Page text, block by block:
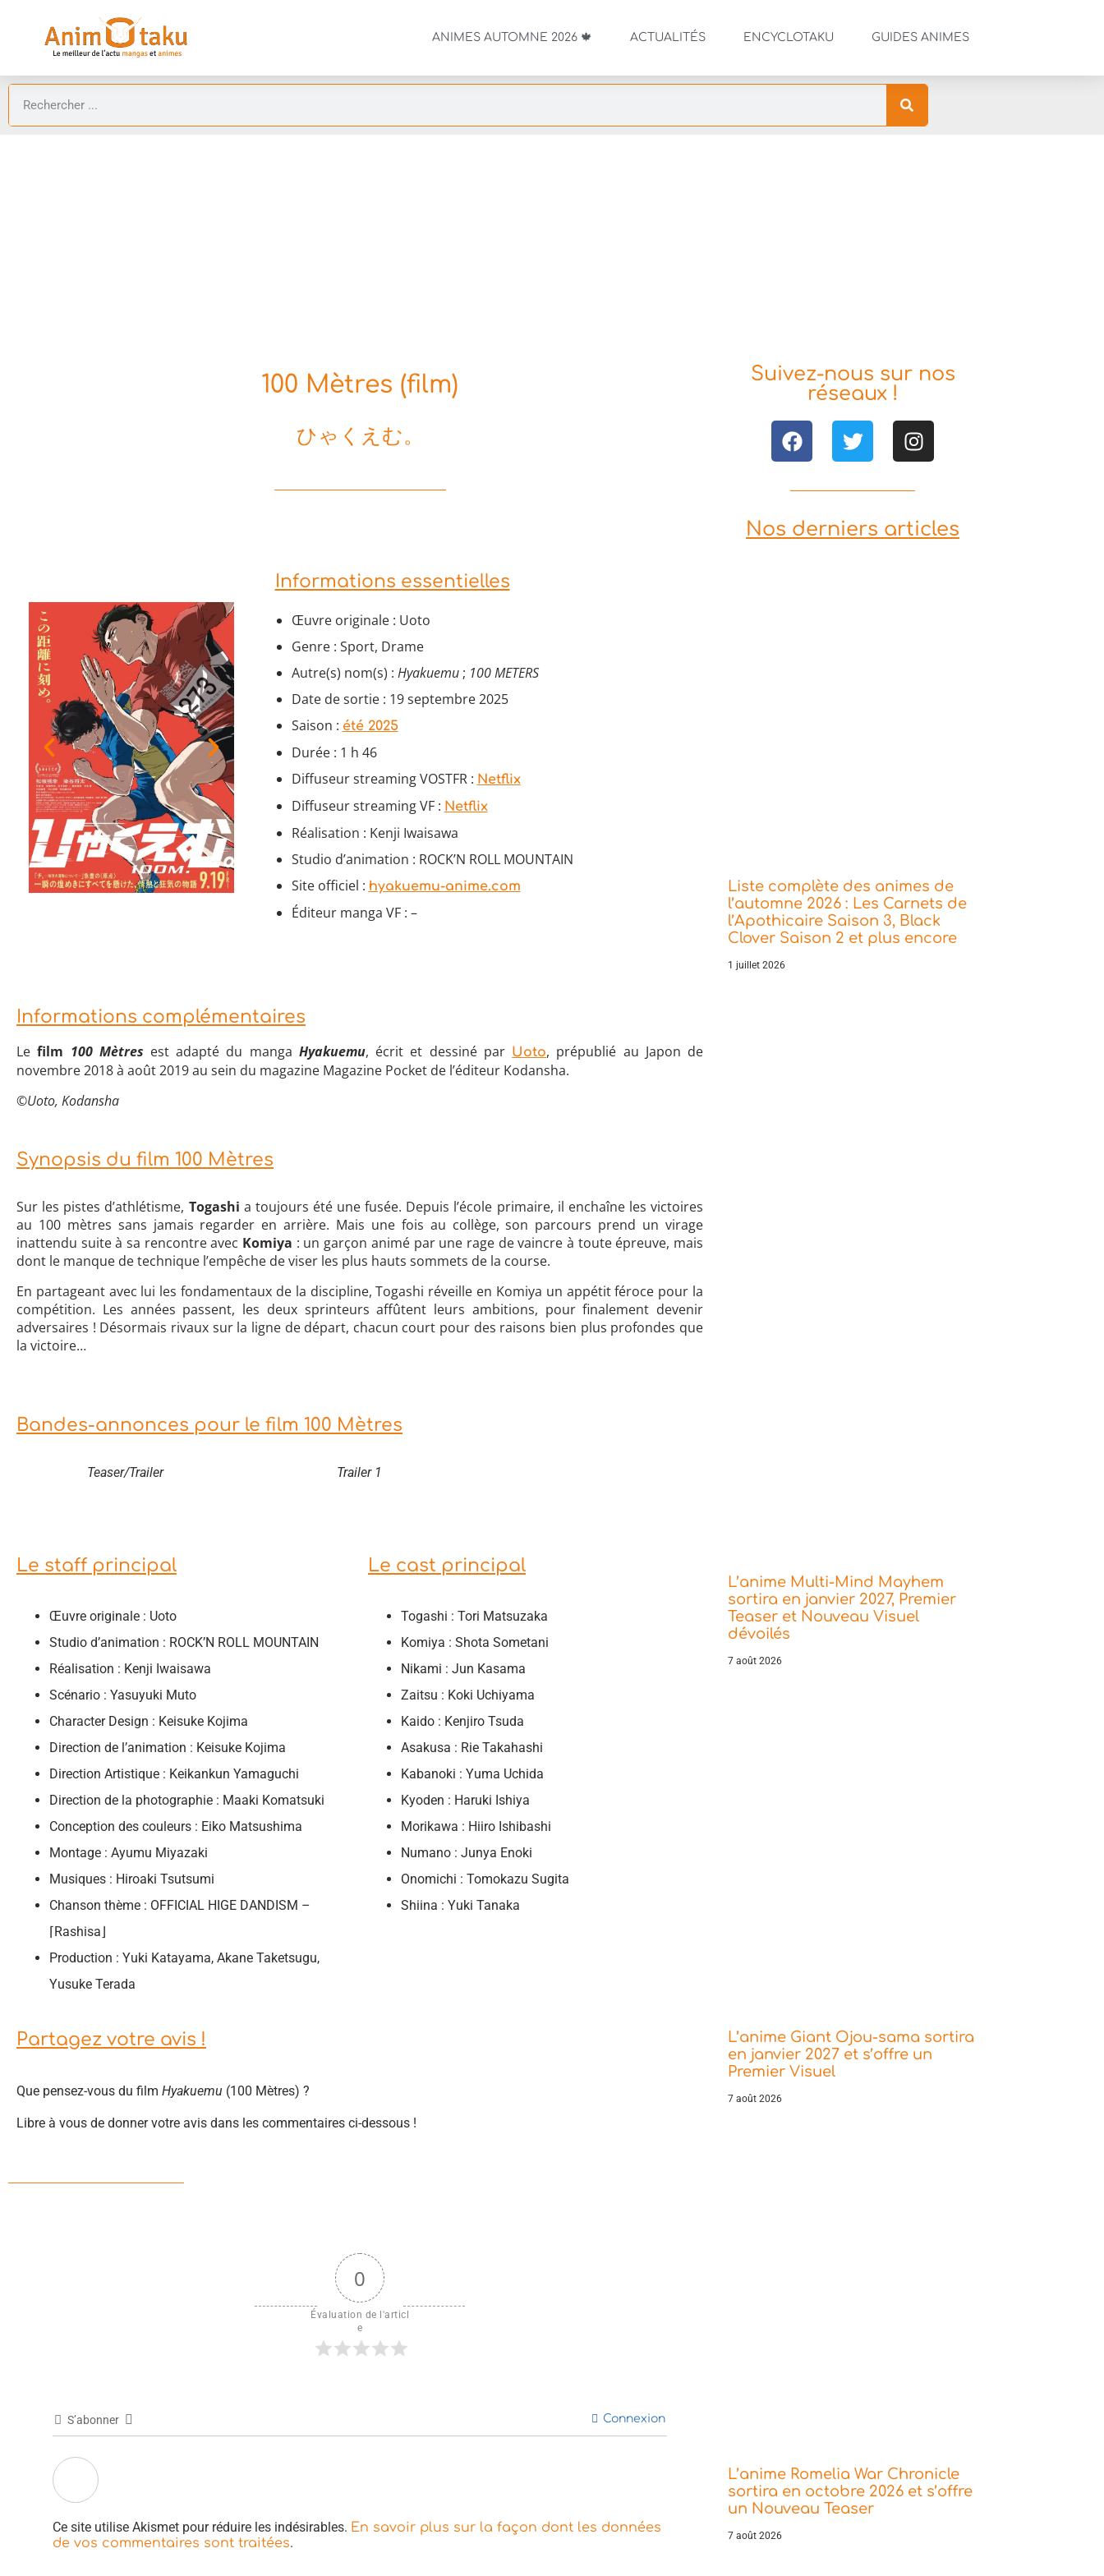
ANIMES AUTOMNE 2026 🍁 ACTUALITÉS ENCYCLOTAKU GUIDES ANIMES
100 Mètres (film)
ひゃくえむ。
Informations essentielles
Œuvre originale : Uoto
Genre : Sport, Drame
Autre(s) nom(s) : Hyakuemu; 100 METERS
Date de sortie : 19 septembre 2025
Saison : été 2025
Durée : 1 h 46
Diffuseur streaming VOSTFR : Netflix
Diffuseur streaming VF : Netflix
Réalisation : Kenji Iwaisawa
Studio d’animation : ROCK’N ROLL MOUNTAIN
Site officiel : hyakuemu-anime.com
Éditeur manga VF : –
Informations complémentaires
Lefilm 100 Mètres est adapté du manga Hyakuemu, écrit et dessiné par Uoto, prépublié au Japon de
novembre 2018 à août 2019 au sein du magazine Magazine Pocket de l’éditeur Kodansha.
©Uoto, Kodansha
Synopsis du film 100 Mètres
Sur les pistes d’athlétisme, Togashi a toujours été une fusée. Depuis l’école primaire, il enchaîne les victoires
au 100 mètres sans jamais regarder en arrière. Mais une fois au collège, son parcours prend un virage
inattendu suite à sa rencontre avec Komiya : un garçon animé par une rage de vaincre à toute épreuve, mais
dont le manque de technique l’empêche de viser les plus hauts sommets de la course.
En partageant avec lui les fondamentaux de la discipline, Togashi réveille en Komiya un appétit féroce pour la
compétition. Les années passent, les deux sprinteurs affûtent leurs ambitions, pour finalement devenir
adversaires ! Désormais rivaux sur la ligne de départ, chacun court pour des raisons bien plus profondes que
la victoire…
Bandes-annonces pour le film 100 Mètres
Teaser/Trailer Trailer 1
Le staff principal
Œuvre originale : Uoto
Studio d’animation : ROCK’N ROLL MOUNTAIN
Réalisation : Kenji Iwaisawa
Scénario : Yasuyuki Muto
Character Design : Keisuke Kojima
Direction de l’animation : Keisuke Kojima
Direction Artistique : Keikankun Yamaguchi
Direction de la photographie : Maaki Komatsuki
Conception des couleurs : Eiko Matsushima
Montage : Ayumu Miyazaki
Musiques : Hiroaki Tsutsumi
Chanson thème : OFFICIAL HIGE DANDISM –
⌈Rashisa⌋
Production : Yuki Katayama, Akane Taketsugu,
Yusuke Terada
Le cast principal
Togashi : Tori Matsuzaka
Komiya : Shota Sometani
Nikami : Jun Kasama
Zaitsu : Koki Uchiyama
Kaido : Kenjiro Tsuda
Asakusa : Rie Takahashi
Kabanoki : Yuma Uchida
Kyoden : Haruki Ishiya
Morikawa : Hiiro Ishibashi
Numano : Junya Enoki
Onomichi : Tomokazu Sugita
Shiina : Yuki Tanaka
Partagez votre avis !
Que pensez-vous du film Hyakuemu (100 Mètres) ?
Libre à vous de donner votre avis dans les commentaires ci-dessous !
0
Évaluation de l'articl
e
S’abonner Connexion
Ce site utilise Akismet pour réduire les indésirables. En savoir plus sur la façon dont les données
de vos commentaires sont traitées.
Suivez-nous sur nos
réseaux !
Nos derniers articles
Liste complète des animes de
l’automne 2026 : Les Carnets de
l’Apothicaire Saison 3, Black
Clover Saison 2 et plus encore
1 juillet 2026
L’anime Multi-Mind Mayhem
sortira en janvier 2027, Premier
Teaser et Nouveau Visuel
dévoilés
7 août 2026
L’anime Giant Ojou-sama sortira
en janvier 2027 et s’offre un
Premier Visuel
7 août 2026
L’anime Romelia War Chronicle
sortira en octobre 2026 et s’offre
un Nouveau Teaser
7 août 2026